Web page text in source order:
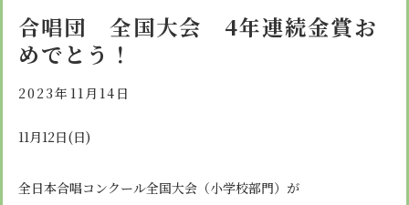
礼の育成
知の育成
体験入学
卒業生進学先
学校紹介
学校生活
年間行事
委員会・クラブ活動
施設紹介
スクールバス
お知らせ
特定商取引法に基づく表示
合唱団 全国大会 4年連続金賞お
めでとう！
2023年11月14日
11月12日(日)
全日本合唱コンクール全国大会（小学校部門）が